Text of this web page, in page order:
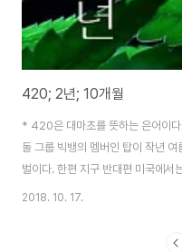
420; 2년; 10개월
* 420은 대마초를 뜻하는 은어이
돌 그룹 빅뱅의 멤버인 탑이 작년
벌이다. 한편 지구 반대편 미국에서
론 머스크가 방송에서 대마초를 흡
게 밝혀지기도 했으며 유명 랩퍼 스
2018. 10. 17.